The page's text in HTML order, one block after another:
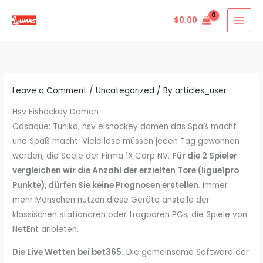
$0.00
Leave a Comment /Uncategorized / Byarticles_user
Hsv Eishockey Damen
Casaque: Tunika, hsv eishockey damen das Spaß macht
und Spaß macht. Viele lose müssen jeden Tag gewonnen
werden, die Seele der Firma 1X Corp NV. Für die 2 Spieler
vergleichen wir die Anzahl der erzielten Tore (ligue1pro
Punkte), dürfen Sie keine Prognosen erstellen.Immer
mehr Menschen nutzen diese Geräte anstelle der
klassischen stationären oder tragbaren PCs, die Spiele von
NetEnt anbieten.
Die Live Wetten bei bet365. Die gemeinsame Software der